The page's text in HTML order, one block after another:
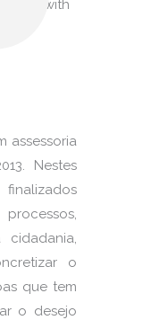
with
assessoria
Nestes
o
que tem
o desejo